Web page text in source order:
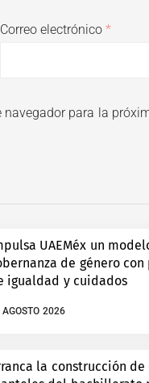
Correo electrónico*
para la
UAEMéx un
de género
igualdad y cuidados
2026
la construcción de